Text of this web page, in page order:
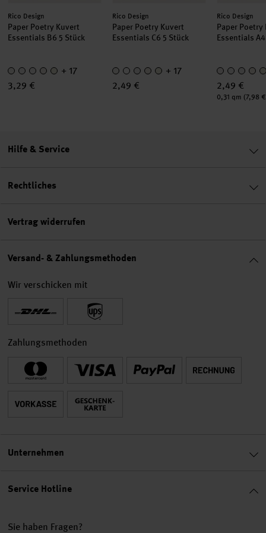
Hersteller:
Rico Design
Paper Poetry Kuvert
Essentials B6 5 Stück
+ 17
3,29 €
Hersteller:
Rico Design
Paper Poetry Kuvert
Essentials C6 5 Stück
+ 17
2,49 €
Hersteller:
Rico Design
Paper Poetry
Essentials
2,49 €
Inhalt:
0,31 qm (7,98
Service Hotline
Sie haben Fragen?
Hilfe & Service
Rechtliches
Vertrag widerrufen
Versand- & Zahlungsmethoden
Wir verschicken mit
Zahlungsmethoden
Unternehmen